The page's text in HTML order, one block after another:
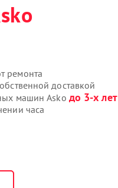
ремонта
доставкой
машин Asko до 3-х лет
часа